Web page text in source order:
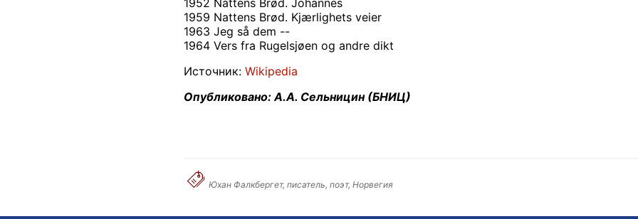
1959 Nattens Brød. Kjærlighets veier
1963 Jeg så dem --
1964 Vers fra Rugelsjøen og andre dikt
Источник: Wikipedia
Опубликовано: А.А. Сельницин (БНИЦ)
Юхан Фалкбергет, писатель, поэт, Норвегия